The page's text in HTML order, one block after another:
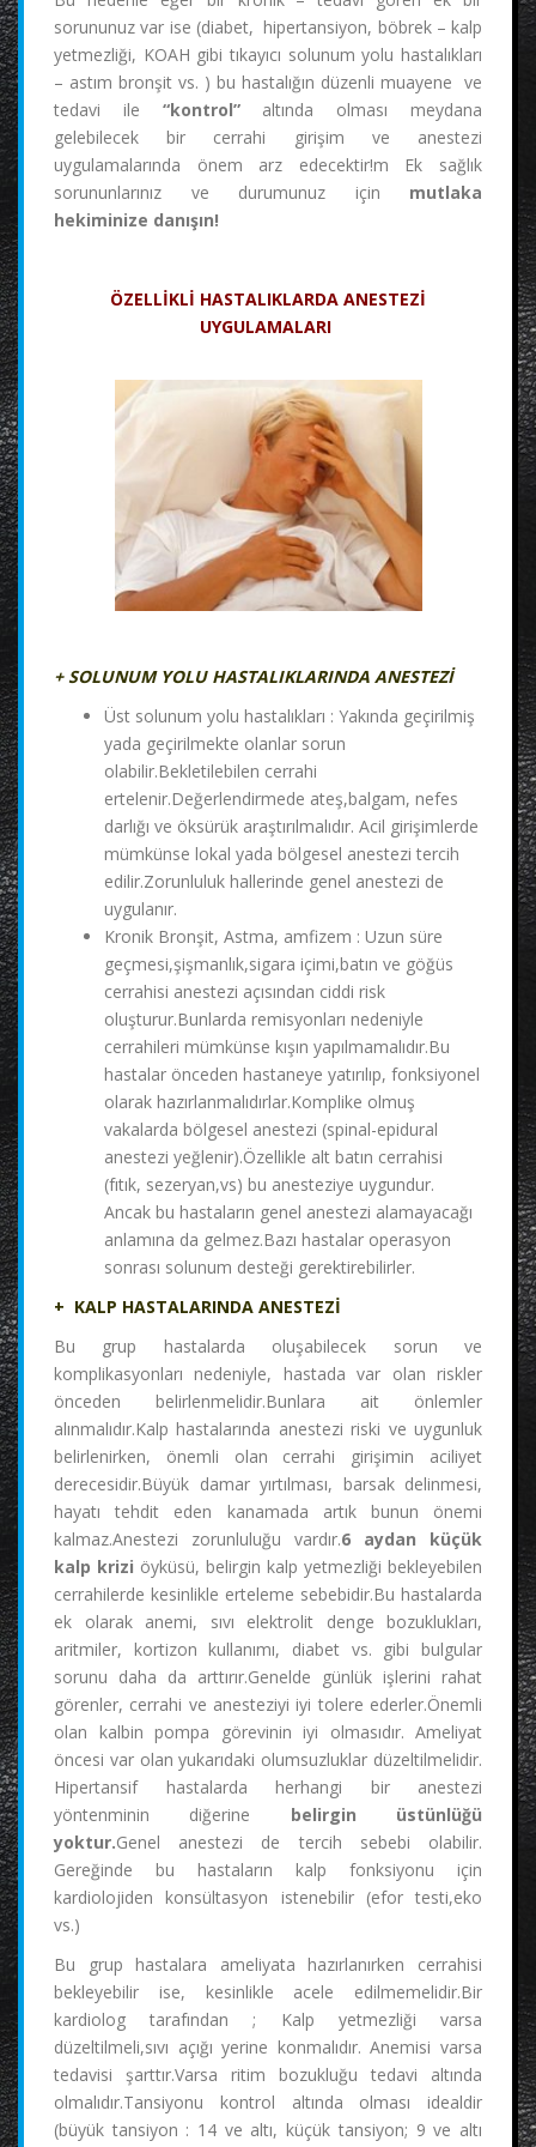
sorununuz var ise (diabet, hipertansiyon, böbrek – kalp
yetmezliği, KOAH gibi tıkayıcı solunum yolu hastalıkları
– astım bronşit vs. ) bu hastalığın düzenli muayene ve
tedavi ile “kontrol”altında olması meydana
gelebilecek bir cerrahi girişim ve anestezi
uygulamalarında önem arz edecektir!m Ek sağlık
sorununlarınız ve durumunuz için mutlaka
hekiminize danışın!
ÖZELLİKLİ HASTALIKLARDA ANESTEZİ
UYGULAMALARI
+ SOLUNUM YOLU HASTALIKLARINDA ANESTEZİ
Üst solunum yolu hastalıkları : Yakında geçirilmiş
yada geçirilmekte olanlar sorun
olabilir.Bekletilebilen cerrahi
ertelenir.Değerlendirmede ateş,balgam, nefes
darlığı ve öksürük araştırılmalıdır. Acil girişimlerde
mümkünse lokal yada bölgesel anestezi tercih
edilir.Zorunluluk hallerinde genel anestezi de
uygulanır.
Kronik Bronşit, Astma, amfizem : Uzun süre
geçmesi,şişmanlık,sigara içimi,batın ve göğüs
cerrahisi anestezi açısından ciddi risk
oluşturur.Bunlarda remisyonları nedeniyle
cerrahileri mümkünse kışın yapılmamalıdır.Bu
hastalar önceden hastaneye yatırılıp, fonksiyonel
olarak hazırlanmalıdırlar.Komplike olmuş
vakalarda bölgesel anestezi (spinal-epidural
anestezi yeğlenir).Özellikle alt batın cerrahisi
(fıtık, sezeryan,vs) bu anesteziye uygundur.
Ancak bu hastaların genel anestezi alamayacağı
anlamına da gelmez.Bazı hastalar operasyon
sonrası solunum desteği gerektirebilirler.
+ KALP HASTALARINDA ANESTEZİ
Bu grup hastalarda oluşabilecek sorun ve
komplikasyonları nedeniyle, hastada var olan riskler
önceden belirlenmelidir.Bunlara ait önlemler
alınmalıdır.Kalp hastalarında anestezi riski ve uygunluk
belirlenirken, önemli olan cerrahi girişimin aciliyet
derecesidir.Büyük damar yırtılması, barsak delinmesi,
hayatı tehdit eden kanamada artık bunun önemi
kalmaz.Anestezi zorunluluğu vardır.6 aydan küçük
kalp krizi öyküsü, belirgin kalp yetmezliği bekleyebilen
cerrahilerde kesinlikle erteleme sebebidir.Bu hastalarda
ek olarak anemi, sıvı elektrolit denge bozuklukları,
aritmiler, kortizon kullanımı, diabet vs. gibi bulgular
sorunu daha da arttırır.Genelde günlük işlerini rahat
görenler, cerrahi ve anesteziyi iyi tolere ederler.Önemli
olan kalbin pompa görevinin iyi olmasıdır. Ameliyat
öncesi var olan yukarıdaki olumsuzluklar düzeltilmelidir.
Hipertansif hastalarda herhangi bir anestezi
yöntenminin diğerine belirgin üstünlüğü
yoktur.Genel anestezi de tercih sebebi olabilir.
Gereğinde bu hastaların kalp fonksiyonu için
kardiolojiden konsültasyon istenebilir (efor testi,eko
vs.)
Bu grup hastalara ameliyata hazırlanırken cerrahisi
bekleyebilir ise, kesinlikle acele edilmemelidir.Bir
kardiolog tarafından ; Kalp yetmezliği varsa
düzeltilmeli,sıvı açığı yerine konmalıdır. Anemisi varsa
tedavisi şarttır.Varsa ritim bozukluğu tedavi altında
olmalıdır.Tansiyonu kontrol altında olması idealdir
(büyük tansiyon : 14 ve altı, küçük tansiyon; 9 ve altı